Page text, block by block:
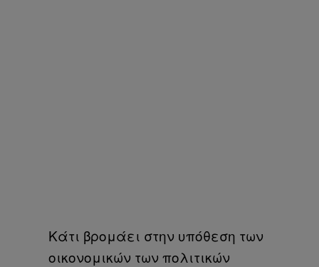
Κάτι βρομάει στην υπόθεση των
οικονομικών των πολιτικών